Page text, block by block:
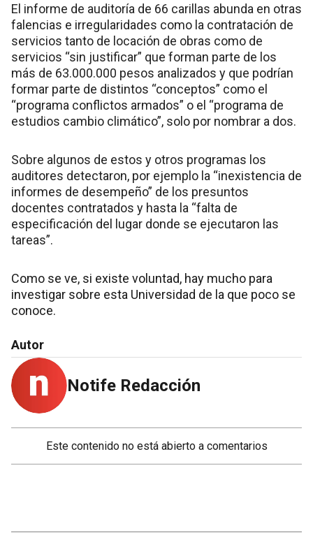
El informe de auditoría de 66 carillas abunda en otras
falencias e irregularidades como la contratación de
servicios tanto de locación de obras como de
servicios “sin justificar” que forman parte de los
más de 63.000.000 pesos analizados y que podrían
formar parte de distintos “conceptos” como el
“programa conflictos armados” o el “programa de
estudios cambio climático”, solo por nombrar a dos.
Sobre algunos de estos y otros programas los
auditores detectaron, por ejemplo la “inexistencia de
informes de desempeño” de los presuntos
docentes contratados y hasta la “falta de
especificación del lugar donde se ejecutaron las
tareas”.
Como se ve, si existe voluntad, hay mucho para
investigar sobre esta Universidad de la que poco se
conoce.
Autor
Notife Redacción
Este contenido no está abierto a comentarios